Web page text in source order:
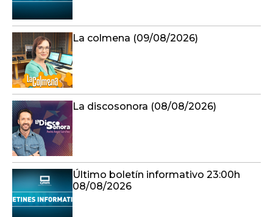
La colmena (09/08/2026)
La discosonora (08/08/2026)
Último boletín informativo 23:00h
08/08/2026